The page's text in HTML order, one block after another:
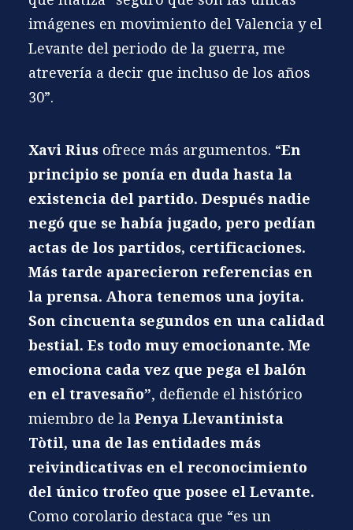
imágenes en movimiento del Valencia y el
Levante del periodo de la guerra, me
atrevería a decir que incluso de los años
30”.
Xavi Rius ofrece más argumentos. “En
principio se ponía en duda hasta la
existencia del partido. Después nadie
negó que se había jugado, pero pedían
actas de los partidos, certificaciones.
Más tarde aparecieron referencias en
la prensa. Ahora tenemos una joyita.
Son cincuenta segundos en una calidad
bestial. Es todo muy emocionante. Me
emociona cada vez que pega el balón
en el travesaño”, defiende el histórico
miembro de la Penya Llevantinista
Tòtil, una de las entidades más
reivindicativas en el reconocimiento
del único trofeo que posee el Levante.
Como corolario destaca que “es un